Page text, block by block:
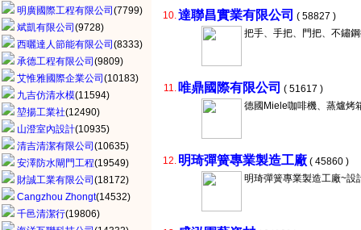
明廣國際工程有限公司 (7799)
斌凱有限公司 (9728)
西曬達人節能有限公司 (8333)
承德工程有限公司 (9809)
艾惟雅國際企業公司 (10183)
九吉仿清水模(11594)
堃揚工業社(12490)
山澄室內設計(10935)
清吉清潔有限公司 (10635)
安澤防水閘門工程(19549)
財誠工業有限公司 (18172)
Cangzhou Zhongt(14532)
千邑清潔行(19806)
10.達聯昌實業有限公司 ( 58827 )
把手、手把、門把、不鏽
11. 唯鼎國際有限公司 ( 51617 )
德國Miele咖啡機、蒸爐烤
12. 明琦彈簧專業製造工廠 ( 45860 )
明琦彈簧專業製造工廠~設